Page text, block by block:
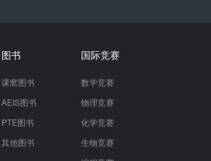
图书
课窝图书
AEIS图书
PTE图书
其他图书
国际竞赛
数学竞赛
物理竞赛
化学竞赛
生物竞赛